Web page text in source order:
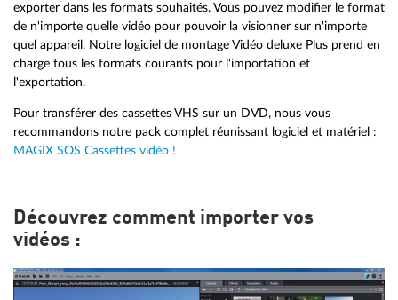
exporter dans les formats souhaités. Vous pouvez modifier le format
de n'importe quelle vidéo pour pouvoir la visionner sur n'importe
quel appareil. Notre logiciel de montage Vidéo deluxe Plus prend en
charge tous les formats courants pour l'importation et
l'exportation.
Pour transférer des cassettes VHS sur un DVD, nous vous
recommandons notre pack complet réunissant logiciel et matériel :
MAGIX SOS Cassettes vidéo !
Découvrez comment importer vos
vidéos :